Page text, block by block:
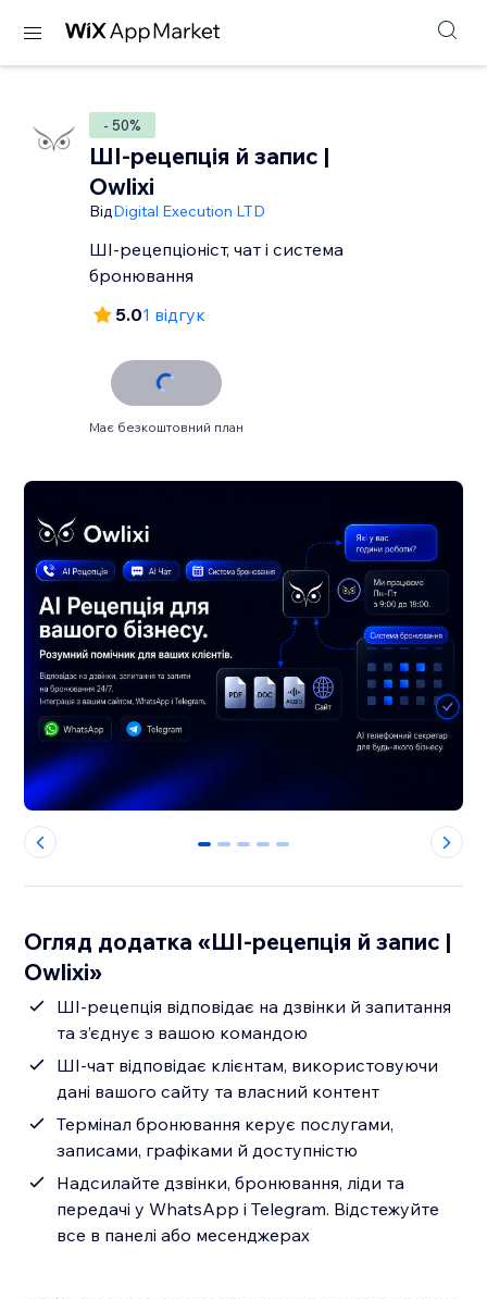
- 50%
ШІ-рецепція й запис |
Owlixi
ВідDigital Execution LTD
ШІ-рецепціоніст, чат і система
5.01 відгук
Має безкоштовний план
0 1 2 3 4
Огляд додатка «ШІ-рецепція й запис |
Owlixi»
ШІ-рецепція відповідає на дзвінки й запитання
та з’єднує з вашою командою
ШІ-чат відповідає клієнтам, використовуючи
дані вашого сайту та власний контент
Термінал бронювання керує послугами,
записами, графіками й доступністю
Надсилайте дзвінки, бронювання, ліди та
передачі у WhatsApp і Telegram. Відстежуйте
все в панелі або месенджерах